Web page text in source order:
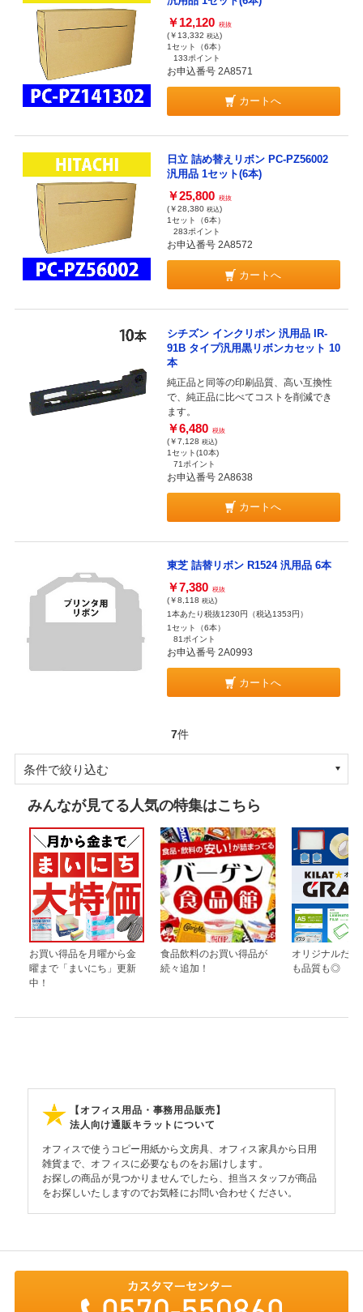
￥12,120 税抜
(￥13,332 税込)
1セット（6本）
133ポイント
お申込番号 2A8571
カートへ
日立 詰め替えリボン PC-PZ56002
汎用品 1セット(6本)
￥25,800 税抜
(￥28,380 税込)
1セット（6本）
283ポイント
お申込番号 2A8572
カートへ
シチズン インクリボン 汎用品 IR-
91B タイプ汎用黒リボンカセット 10
本
純正品と同等の印刷品質、高い互換性
で、純正品に比べてコストを削減でき
ます。
￥6,480 税抜
(￥7,128 税込)
1セット(10本)
71ポイント
お申込番号 2A8638
カートへ
東芝 詰替リボン R1524 汎用品 6本
￥7,380 税抜
(￥8,118 税込)
1本あたり税抜1230円（税込1353円）
1セット（6本）
81ポイント
お申込番号 2A0993
カートへ
7件
条件で絞り込む
みんなが見てる人気の特集はこちら
お買い得品を月曜から金
曜まで「まいにち」更新
中！
食品飲料のお買い得品が
続々追加！
オリジナルだか
も品質も◎
【オフィス用品・事務用品販売】
法人向け通販キラットについて
オフィスで使うコピー用紙から文房具、オフィス家具から日用
雑貨まで、オフィスに必要なものをお届けします。
お探しの商品が見つかりませんでしたら、担当スタッフが商品
をお探しいたしますのでお気軽にお問い合わせください。